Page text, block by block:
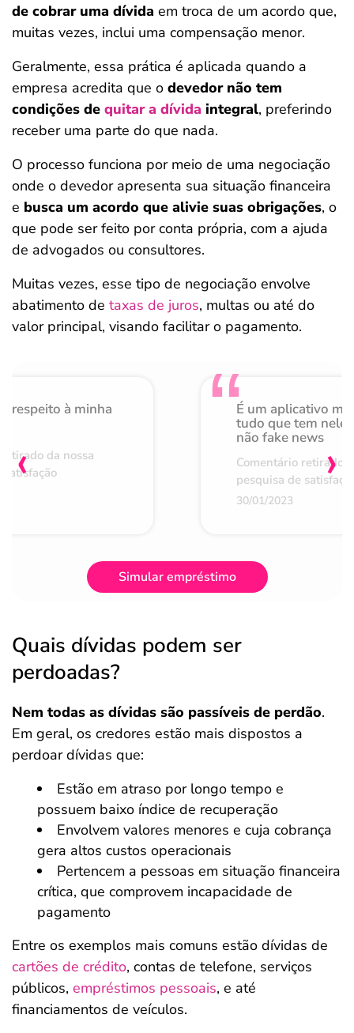
de cobrar uma dívida em troca de um acordo que,
muitas vezes, inclui uma compensação menor.
Geralmente, essa prática é aplicada quando a
empresa acredita que o devedor não tem
condições de quitar a dívida integral, preferindo
receber uma parte do que nada.
O processo funciona por meio de uma negociação
onde o devedor apresenta sua situação financeira
e busca um acordo que alivie suas obrigações, o
que pode ser feito por conta própria, com a ajuda
de advogados ou consultores.
Muitas vezes, esse tipo de negociação envolve
abatimento de taxas de juros, multas ou até do
valor principal, visando facilitar o pagamento.
respeito à minha
da nossa
É um aplicativo
tudo que tem nele
não fake news
Comentário retirado
pesquisa de
30/01/2023
‹ ›
Simular empréstimo
Quais dívidas podem ser
perdoadas?
Nem todas as dívidas são passíveis de perdão.
Em geral, os credores estão mais dispostos a
perdoar dívidas que:
Estão em atraso por longo tempo e
possuem baixo índice de recuperação
Envolvem valores menores e cuja cobrança
gera altos custos operacionais
Pertencem a pessoas em situação financeira
crítica, que comprovem incapacidade de
pagamento
Entre os exemplos mais comuns estão dívidas de
cartões de crédito, contas de telefone, serviços
públicos, empréstimos pessoais, e até
financiamentos de veículos.